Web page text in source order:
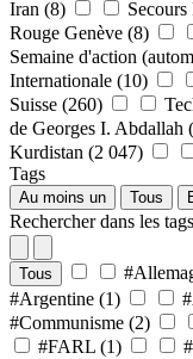
Iran (8)
Rouge Genève (8)
Semaine d'action
Internationale (10)
Suisse (260)
de Georges I. Abdallah
Kurdistan (2 047)
Tags
Au moins un Tous
Rechercher dans les tags
Tous
#Argentine (1)
#Communisme (2)
#FARL (1)